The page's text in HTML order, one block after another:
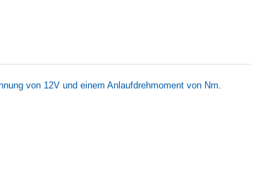
von 12V und einem Anlaufdrehmoment von Nm.